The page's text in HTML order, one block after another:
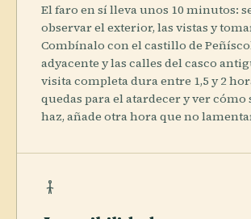
El faro en sí lleva unos 10 minutos:
observar el exterior, las vistas y
Combínalo con el castillo de
adyacente y las calles del casco
visita completa dura entre 1,5 y 2
quedas para el atardecer y ver cómo
haz, añade otra hora que no